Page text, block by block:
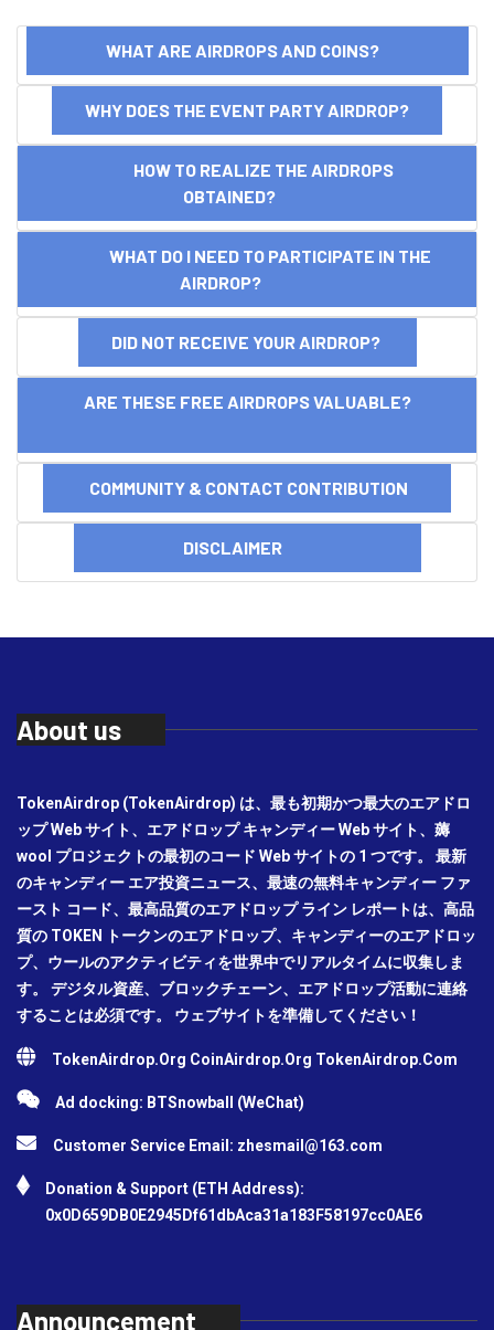
WHAT ARE AIRDROPS AND COINS?
WHY DOES THE EVENT PARTY AIRDROP?
HOW TO REALIZE THE AIRDROPS
OBTAINED?
WHAT DO I NEED TO PARTICIPATE IN THE
AIRDROP?
DID NOT RECEIVE YOUR AIRDROP?
ARE THESE FREE AIRDROPS VALUABLE?
COMMUNITY & CONTACT CONTRIBUTION
DISCLAIMER
About us
TokenAirdrop (TokenAirdrop) は、最も初期かつ最大のエアドロ
ップ Web サイト、エアドロップ キャンディー Web サイト、薅
wool プロジェクトの最初のコード Web サイトの 1 つです。 最新
のキャンディー エア投資ニュース、最速の無料キャンディー ファ
ースト コード、最高品質のエアドロップ ライン レポートは、高品
質の TOKEN トークンのエアドロップ、キャンディーのエアドロッ
プ、ウールのアクティビティを世界中でリアルタイムに収集しま
す。 デジタル資産、ブロックチェーン、エアドロップ活動に連絡
することは必須です。 ウェブサイトを準備してください！
TokenAirdrop.Org CoinAirdrop.Org TokenAirdrop.Com
Ad docking: BTSnowball (WeChat)
Customer Service Email: zhesmail@163.com
Donation & Support (ETH Address):
0x0D659DB0E2945Df61dbAca31a183F58197cc0AE6
Announcement